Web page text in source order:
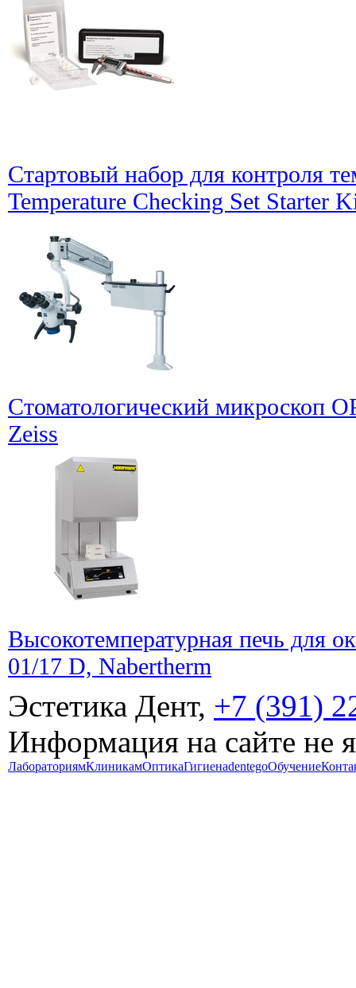
Стартовый набор для контроля
Temperature Checking Set Starter
Стоматологический микроскоп
Zeiss
Высокотемпературная печь для
01/17 D, Nabertherm
Эстетика Дент, +7 (391)
Информация на сайте не
ЛабораториямКлиникамОптикаГигиенаdentegoОбучение